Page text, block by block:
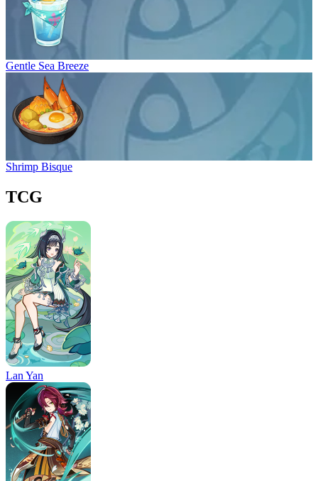
Gentle Sea Breeze
Shrimp Bisque
TCG
Lan Yan